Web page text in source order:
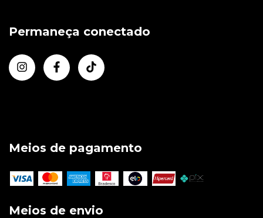
Permaneça conectado
Meios de pagamento
Meios de envio